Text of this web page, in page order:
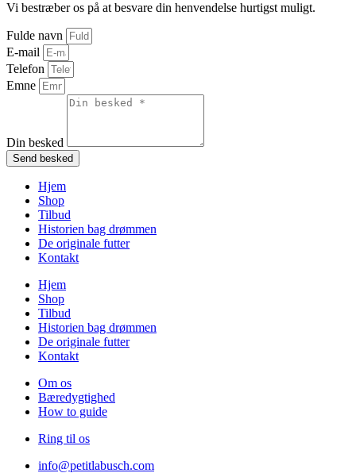
Vi bestræber os på at besvare din henvendelse hurtigst muligt.
Fulde navn
E-mail
Telefon
Emne
Din besked
Send besked
Hjem
Shop
Tilbud
Historien bag drømmen
De originale futter
Kontakt
Hjem
Shop
Tilbud
Historien bag drømmen
De originale futter
Kontakt
Om os
Bæredygtighed
How to guide
Ring til os
info@petitlabusch.com